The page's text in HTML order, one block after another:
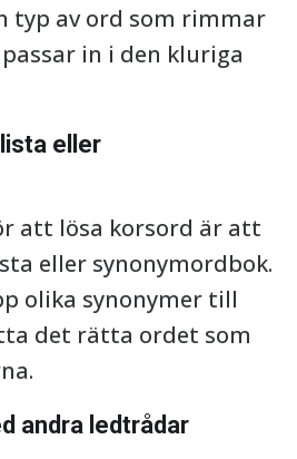
typ av ord som rimmar
in i den kluriga
eller
att lösa korsord är att
eller synonymordbok.
olika synonymer till
det rätta ordet som
andra ledtrådar